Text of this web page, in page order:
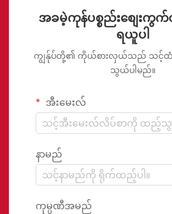
အခမဲ့ကုန်ပစ္စည်းစျေးကွ
ရယူပါ
ကျွန်ုပ်တို့၏ ကိုယ်စားလှယ်သည် သင့်ထံ
သွယ်ပါမည်။
အီးမေးလ်
နာမည်
ကုမ္ပဏီအမည်